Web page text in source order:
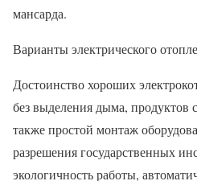
мансарда.
Варианты электрического
Достоинство хороших
без выделения дыма, продуктов
также простой монтаж
разрешения государственных
экологичность работы,